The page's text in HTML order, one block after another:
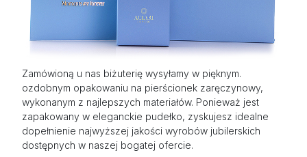
Zamówioną u nas biżuterię wysyłamy w pięknym.
ozdobnym opakowaniu na pierścionek zaręczynowy,
wykonanym z najlepszych materiałów. Ponieważ jest
zapakowany w eleganckie pudełko, zyskujesz idealne
dopełnienie najwyższej jakości wyrobów jubilerskich
dostępnych w naszej bogatej ofercie.